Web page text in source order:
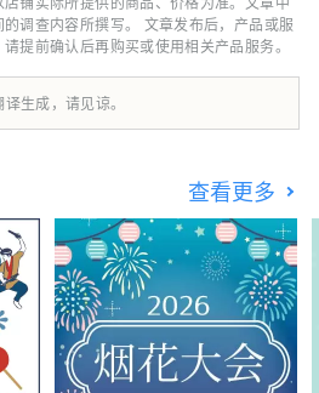
力于创造一个充满光彩的美好未
世博会能够成为与世界各国在多元
学技术和经济领域拓展合作共创的
区梅田3-4-5，邮编：530-0001
电话：
调查内容所撰写。 文章发布后，产品或服
提前确认后再购买或使用相关产品服务。
生成，请见谅。
查看更多